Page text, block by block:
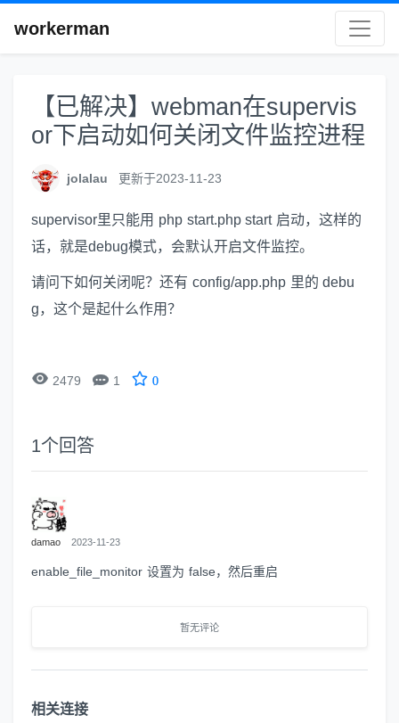
workerman
【已解决】webman在supervis
or下启动如何关闭文件监控进程
jolalau 更新于2023-11-23
supervisor里只能用 php start.php start 启动，这样的
话，就是debug模式，会默认开启文件监控。
请问下如何关闭呢？还有 config/app.php 里的 debu
g，这个是起什么作用？
 2479  1 0
1个回答
damao 2023-11-23
enable_file_monitor 设置为 false，然后重启
暂无评论
相关连接